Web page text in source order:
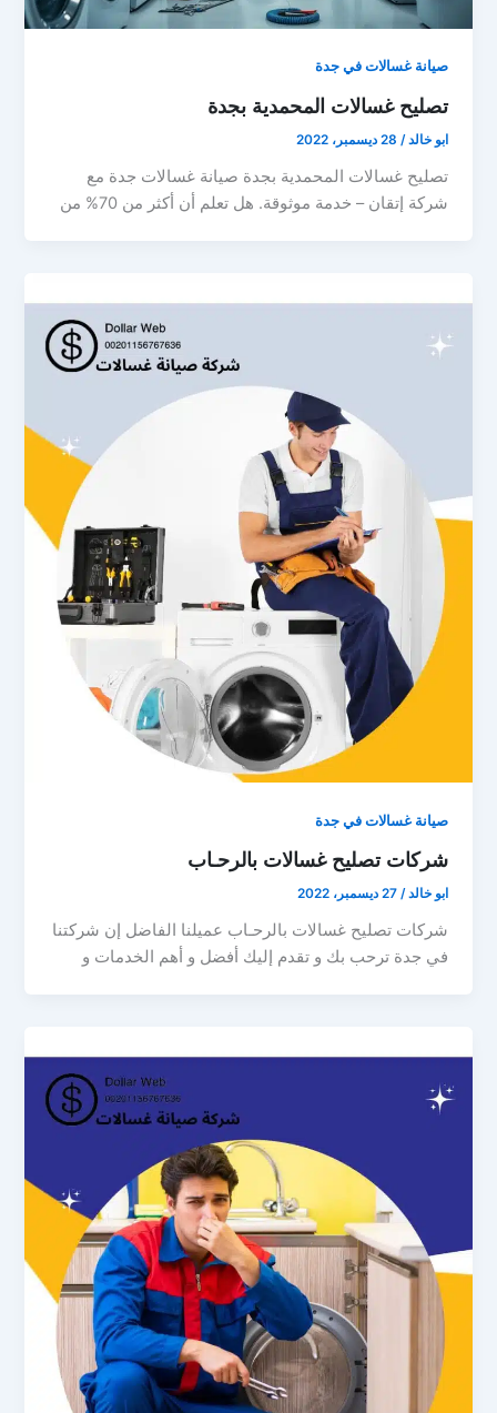
صيانة غسالات في جدة
تصليح غسالات المحمدية بجدة
ابو خالد/ 28 ديسمبر، 2022
تصليح غسالات المحمدية بجدة صيانة غسالات جدة مع
شركة إتقان – خدمة موثوقة. هل تعلم أن أكثر من 70% من
صيانة غسالات في جدة
شركات تصليح غسالات بالرحـاب
ابو خالد/27 ديسمبر، 2022
شركات تصليح غسالات بالرحـاب عميلنا الفاضل إن شركتنا
في جدة ترحب بك و تقدم إليك أفضل و أهم الخدمات و